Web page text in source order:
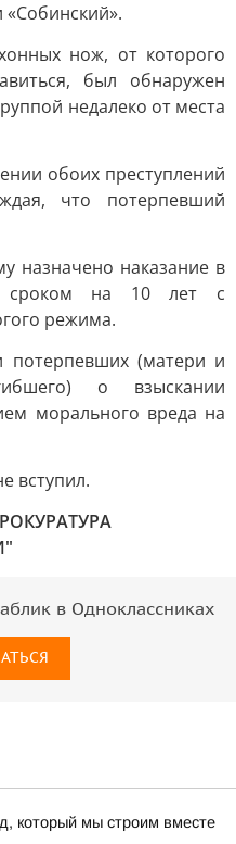
нож, от которого
был обнаружен
недалеко от места
обоих преступлений
что потерпевший
назначено наказание в
сроком на 10 лет с
режима.
потерпевших (матери и
о взыскании
морального вреда на
вступил.
в Одноклассниках
который мы строим вместе